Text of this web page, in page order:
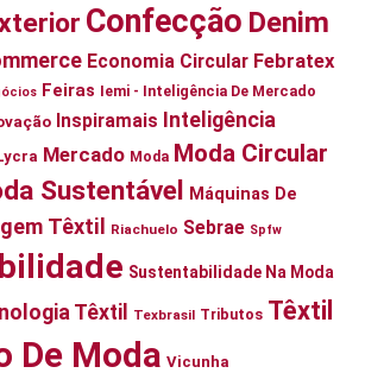
Confecção Denim
Economia Circular Febratex
Feiras Iemi - Inteligência De Mercado
Inspiramais Inteligência
Mercado Moda Moda Circular
Sustentável Máquinas De
Têxtil Riachuelo Sebrae Spfw
Sustentabilidade Na Moda
Têxtil Texbrasil Tributos Têxtil
De Moda Vicunha